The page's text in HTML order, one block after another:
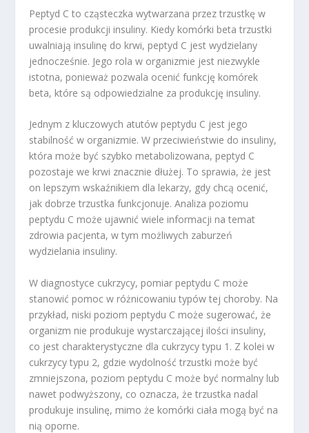
Peptyd C to cząsteczka wytwarzana przez trzustkę w
procesie produkcji insuliny. Kiedy komórki beta trzustki
uwalniają insulinę do krwi, peptyd C jest wydzielany
jednocześnie. Jego rola w organizmie jest niezwykle
istotna, ponieważ pozwala ocenić funkcję komórek
beta, które są odpowiedzialne za produkcję insuliny.
Jednym z kluczowych atutów peptydu C jest jego
stabilność w organizmie. W przeciwieństwie do insuliny,
która może być szybko metabolizowana, peptyd C
pozostaje we krwi znacznie dłużej. To sprawia, że jest
on lepszym wskaźnikiem dla lekarzy, gdy chcą ocenić,
jak dobrze trzustka funkcjonuje. Analiza poziomu
peptydu C może ujawnić wiele informacji na temat
zdrowia pacjenta, w tym możliwych zaburzeń
wydzielania insuliny.
W diagnostyce cukrzycy, pomiar peptydu C może
stanowić pomoc w różnicowaniu typów tej choroby. Na
przykład, niski poziom peptydu C może sugerować, że
organizm nie produkuje wystarczającej ilości insuliny,
co jest charakterystyczne dla cukrzycy typu 1. Z kolei w
cukrzycy typu 2, gdzie wydolność trzustki może być
zmniejszona, poziom peptydu C może być normalny lub
nawet podwyższony, co oznacza, że trzustka nadal
produkuje insulinę, mimo że komórki ciała mogą być na
nią oporne.